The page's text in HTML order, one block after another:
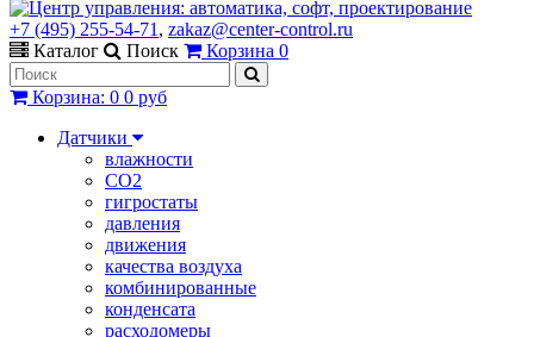
+7 (495) 255-54-71 , zakaz@center-control.ru
Каталог
Поиск Корзина 0
Корзина: 0 0 руб
Датчики
влажности
CO2
гигростаты
давления
движения
качества воздуха
комбинированные
конденсата
расходомеры